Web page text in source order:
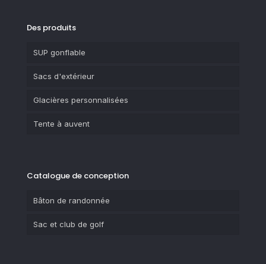
Des produits
SUP gonflable
Sacs d'extérieur
Glacières personnalisées
Tente à auvent
Catalogue de conception
Bâton de randonnée
Sac et club de golf